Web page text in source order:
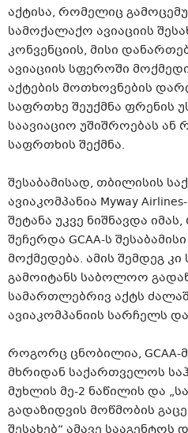
აქტისა, რომელიც
სამოქალაქო ავიაციის
კონვენციის, მისი
ავიაციის სფეროში
აქტების მოთხოვნების
საფრთხე შეუქმნა ფრენის
საავიაციო უშიშროებას ან
საფრთხის შექმნა.
შესაბამისად, თბილისის
ავიაკომპანია Myway
შეტანა უკვე ნიშნავდა
შეჩერდა GCAA-ს
მოქმედება. ამის შემდეგ
გამოიტანს საბოლოო
სამართლებრივ აქტს
ავიაკომპანიის სარჩელს
როგორც ცნობილია, GCAA-მ
მხრიდან საქართველოს
მუხლის მე-2 ნაწილის და
გადაზიდვის მოწმობის